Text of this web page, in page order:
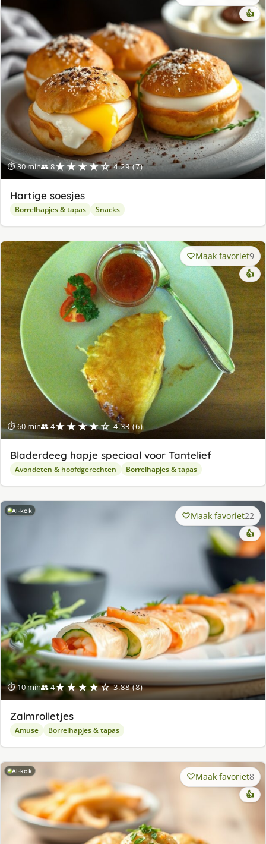
⏱ 30 min👥 8★★★★☆ 4.29 (7)
👍
Hartige soesjes
Borrelhapjes & tapas Snacks
⏱ 60 min👥 4★★★★☆ 4.33 (6)
Maak favoriet9
👍
Bladerdeeg hapje speciaal voor Tantelief
Avondeten & hoofdgerechten Borrelhapjes & tapas
AI-kok
⏱ 10 min👥 4★★★★☆ 3.88 (8)
Maak favoriet22
👍
Zalmrolletjes
Amuse Borrelhapjes & tapas
AI-kok Maak favoriet8
👍